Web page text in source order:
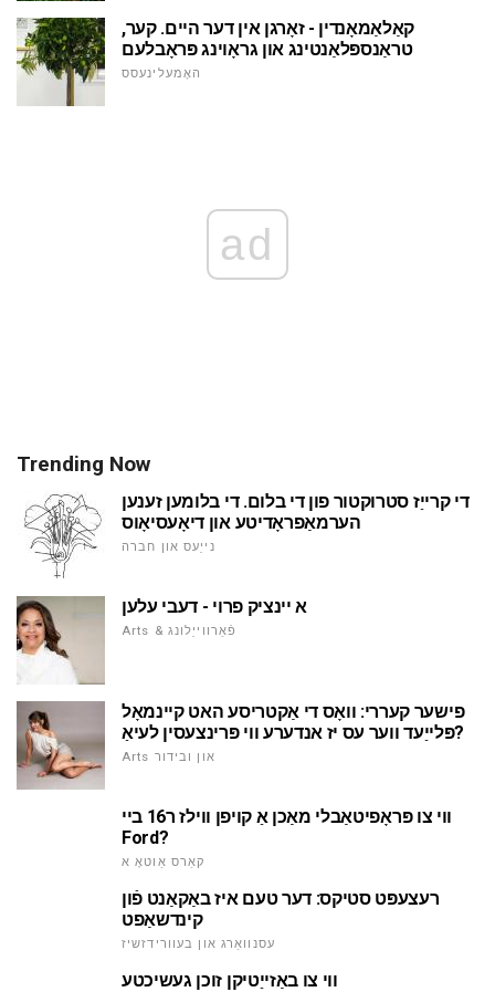
קאַלאַמאָנדין - זאָרגן אין דער היים. קער,
טראַנספּלאַנטינג און גראָוינג פּראָבלעם
האָמעלינעסס
ad
Trending Now
די קרייַז סטרוקטור פון די בלום. די בלומען זענען
הערמאַפראָדיטע און דיאָעסיאָוס
נייַעס און חברה
א יינציק פרוי - דעבי עלען
Arts & פֿאַרווייַלונג
פישער קעררי: וואָס די אַקטריסע האט קיינמאָל
פּלייַעד ווער עס יז אנדערע ווי פּרינצעסין לעיאַ?
Arts און ובידור
ווי צו פּראָפיטאַבלי מאַכן אַ קויפן ווילז ר16 ביי
Ford?
קאַרס אַוטאָ א
רעצעפּט סטיקס: דער טעם איז באַקאַנט פֿון
קינדשאַפט
עסנוואַרג און בעוורידזשיז
ווי צו באַזייַטיקן זוכן געשיכטע